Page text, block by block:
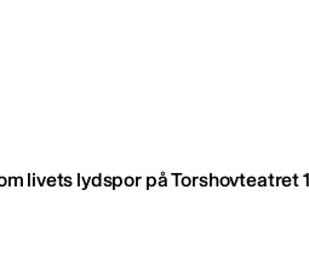
livets lydspor på Torshovteatret